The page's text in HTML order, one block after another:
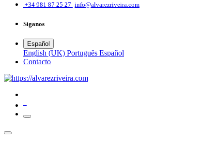
+34 981 87 25 27 info@alvarezriveira.com
Síganos
Español
English (UK) Português Español
​Contacto